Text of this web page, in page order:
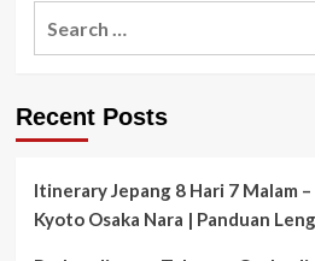
Recent Posts
Itinerary Jepang 8 Hari 7 Malam
Kyoto Osaka Nara | Panduan